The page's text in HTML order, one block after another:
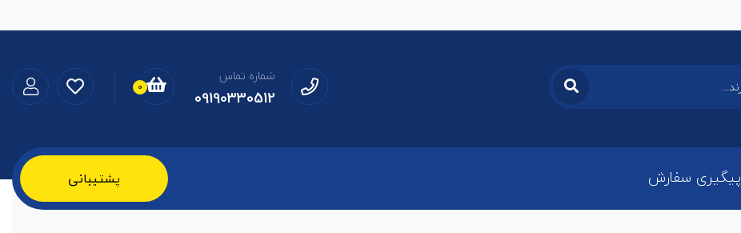
شماره تماس
09190330512
0
پیگیری سفارش پشتیبانی